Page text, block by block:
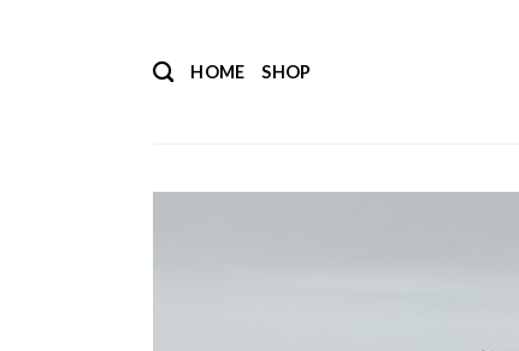
HOME SHOP